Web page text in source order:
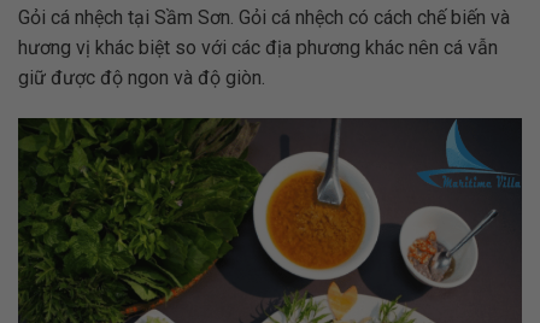
Gỏi cá nhệch tại Sầm Sơn. Gỏi cá nhệch có cách chế biến và
hương vị khác biệt so với các địa phương khác nên cá vẫn
giữ được độ ngon và độ giòn.